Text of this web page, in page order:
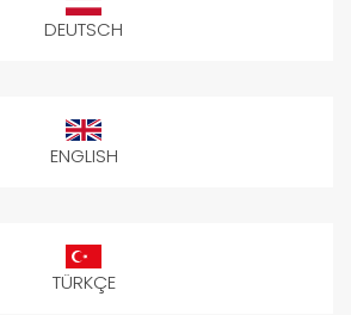
DEUTSCH
ENGLISH
TÜRKÇE